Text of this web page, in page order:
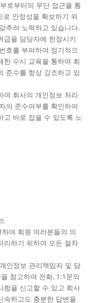
로부터의 무단 접근을 통
안정성을 확보하기 위
추려 노력하고 있습니다.
급을 담당자에 한정시키
호를 부여하여 정기적으
한 수시 교육을 통하여 회
준수를 항상 강조하고 있
여 회사의 개인정보 처리
의 준수여부를 확인하여
고 바로 잡을 수 있도록 노
여 회원 여러분들의 의
리하기 위하여 모든 절차
인정보 관리책임자 및 담
참고하여 전화, 1:1문의
항을 신고할 수 있고 회사
속하고도 충분한 답변을